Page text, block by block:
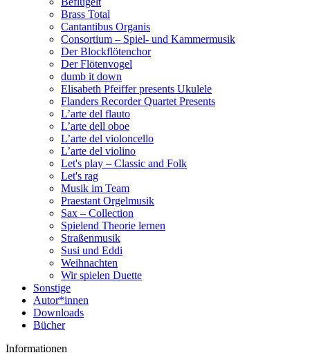
Brass Total
Cantantibus Organis
Consortium – Spiel- und Kammermusik
Der Blockflötenchor
Der Flötenvogel
dumb it down
Elisabeth Pfeiffer presents Ukulele
Flanders Recorder Quartet Presents
L’arte del flauto
L’arte dell oboe
L’arte del violoncello
L’arte del violino
Let's play – Classic and Folk
Let's rag
Musik im Team
Praestant Orgelmusik
Sax – Collection
Spielend Theorie lernen
Straßenmusik
Susi und Eddi
Weihnachten
Wir spielen Duette
Sonstige
Autor*innen
Downloads
Bücher
Informationen